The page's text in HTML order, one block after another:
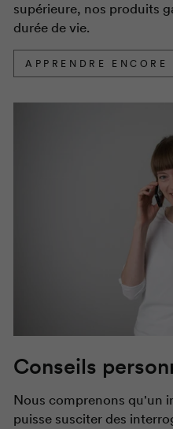
supérieure, nos produits
durée de vie.
APPRENDRE ENCORE
Conseils
Nous comprenons qu'un
puisse susciter des